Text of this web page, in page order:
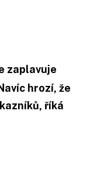
zaplavuje
hrozí, že
říká